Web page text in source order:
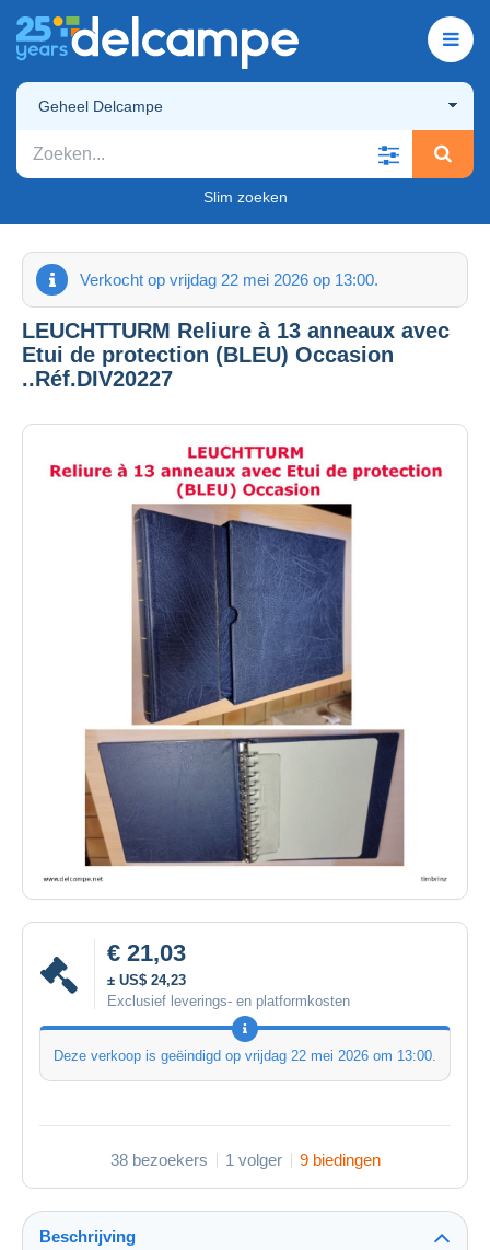
Geheel Delcampe
Slim zoeken
Verkocht op vrijdag 22 mei 2026 op 13:00.
LEUCHTTURM Reliure à 13 anneaux avec
Etui de protection (BLEU) Occasion
..Réf.DIV20227
€ 21,03
± US$ 24,23
Exclusief leverings- en platformkosten
Deze verkoop is geëindigd op vrijdag 22 mei 2026 om 13:00.
38 bezoekers 1 volger 9 biedingen
Beschrijving